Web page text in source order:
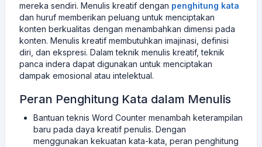
mereka sendiri. Menulis kreatif dengan penghitung kata
dan huruf memberikan peluang untuk menciptakan
konten berkualitas dengan menambahkan dimensi pada
konten. Menulis kreatif membutuhkan imajinasi, definisi
diri, dan ekspresi. Dalam teknik menulis kreatif, teknik
panca indera dapat digunakan untuk menciptakan
dampak emosional atau intelektual.
Peran Penghitung Kata dalam Menulis
Bantuan teknis Word Counter menambah keterampilan
baru pada daya kreatif penulis. Dengan
menggunakan kekuatan kata-kata, peran penghitung